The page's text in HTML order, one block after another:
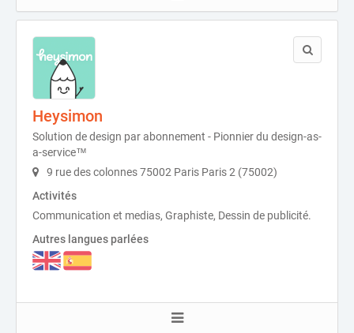
Heysimon
Solution de design par abonnement - Pionnier du design-as-
a-service™
9 rue des colonnes 75002 Paris Paris 2 (75002)
Activités
Communication et medias, Graphiste, Dessin de publicité.
Autres langues parlées